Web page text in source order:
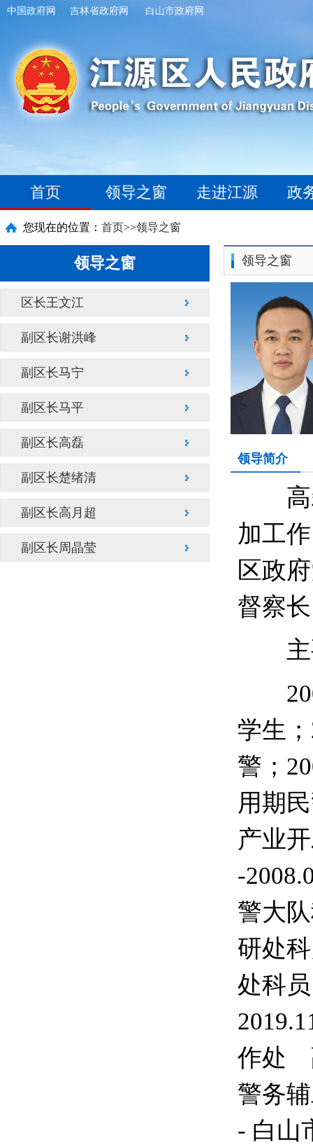
中国政府网 吉林省政府网 白山市政府网
首页 领导之窗 走进江源 政
您现在的位置： 首页>>领导之窗
领导之窗
区长王文江
副区长谢洪峰
副区长马宁
副区长马平
副区长高磊
副区长楚绪清
副区长高月超
副区长周晶莹
领导之窗
领导简介
加工
区政
督察
学生；
警；
用期
产业
-
警大
研处
处科
作处
警务
- 白山